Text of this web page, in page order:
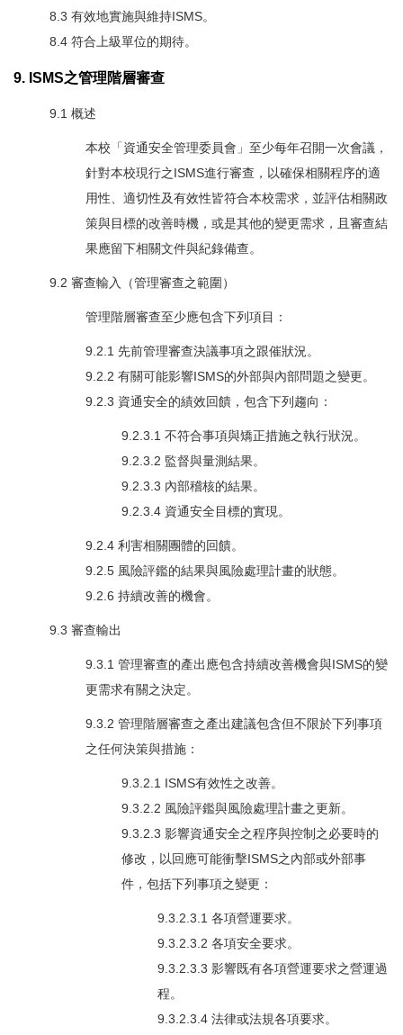
8.3 有效地實施與維持ISMS。
8.4 符合上級單位的期待。
9. ISMS之管理階層審查
9.1 概述
本校「資通安全管理委員會」至少每年召開一次會議，
針對本校現行之ISMS進行審查，以確保相關程序的適
用性、適切性及有效性皆符合本校需求，並評估相關政
策與目標的改善時機，或是其他的變更需求，且審查結
果應留下相關文件與紀錄備查。
9.2 審查輸入（管理審查之範圍）
管理階層審查至少應包含下列項目：
9.2.1 先前管理審查決議事項之跟催狀況。
9.2.2 有關可能影響ISMS的外部與內部問題之變更。
9.2.3 資通安全的績效回饋，包含下列趨向：
9.2.3.1 不符合事項與矯正措施之執行狀況。
9.2.3.2 監督與量測結果。
9.2.3.3 內部稽核的結果。
9.2.3.4 資通安全目標的實現。
9.2.4 利害相關團體的回饋。
9.2.5 風險評鑑的結果與風險處理計畫的狀態。
9.2.6 持續改善的機會。
9.3 審查輸出
9.3.1 管理審查的產出應包含持續改善機會與ISMS的變
更需求有關之決定。
9.3.2 管理階層審查之產出建議包含但不限於下列事項
之任何決策與措施：
9.3.2.1 ISMS有效性之改善。
9.3.2.2 風險評鑑與風險處理計畫之更新。
9.3.2.3 影響資通安全之程序與控制之必要時的
修改，以回應可能衝擊ISMS之內部或外部事
件，包括下列事項之變更：
9.3.2.3.1 各項營運要求。
9.3.2.3.2 各項安全要求。
9.3.2.3.3 影響既有各項營運要求之營運過
程。
9.3.2.3.4 法律或法規各項要求。